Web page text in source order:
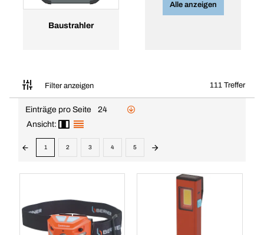
Baustrahler
Alle anzeigen
Filter anzeigen 111 Treffer
Einträge pro Seite
24
Ansicht:
1 2 3 4 5